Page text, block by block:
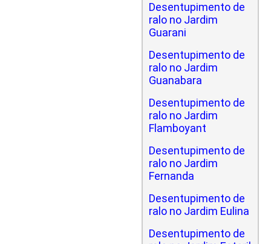
Desentupimento de
ralo no Jardim
Guarani
Desentupimento de
ralo no Jardim
Guanabara
Desentupimento de
ralo no Jardim
Flamboyant
Desentupimento de
ralo no Jardim
Fernanda
Desentupimento de
ralo no Jardim Eulina
Desentupimento de